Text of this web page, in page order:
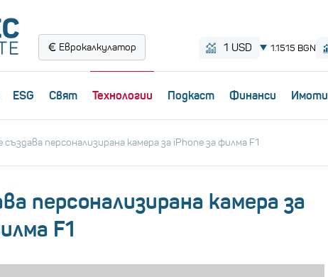
Еврокалкулатор
ESG Свят Технологии Пoдкаст Финанси Имоти
създава персонализирана камера за iPhone за филма F1
персонализирана камера за
F1